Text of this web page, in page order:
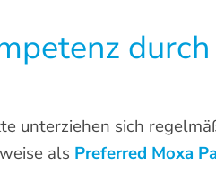
unterziehen sich
als Preferred Moxa